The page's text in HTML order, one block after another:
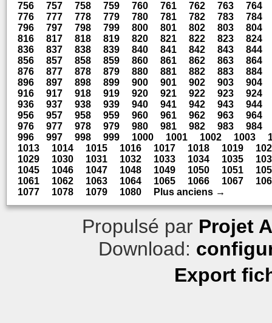
756
757 758 759 760 761 762 763
764
776
777 778 779 780 781 782 783
784
796
797 798 799 800 801 802 803
804
816
817 818 819 820 821 822 823
824
836
837 838 839 840 841 842 843
844
856
857 858 859 860 861 862 863
864
876
877 878 879 880 881 882 883
884
896
897 898 899 900 901 902 903
904
916
917 918 919 920 921 922 923
924
936
937 938 939 940 941 942 943
944
956
957 958 959 960 961 962 963
964
976
977 978 979 980 981 982 983
984
996
997 998 999 1000 1001 1002 1003
1013
1014 1015 1016 1017 1018 1019
1029
1030 1031 1032 1033 1034 1035
1045
1046 1047 1048 1049 1050 1051
1061
1062 1063 1064 1065 1066 1067
1077
1078 1079 1080 Plus anciens →
Propulsé par Projet
Download:
Export